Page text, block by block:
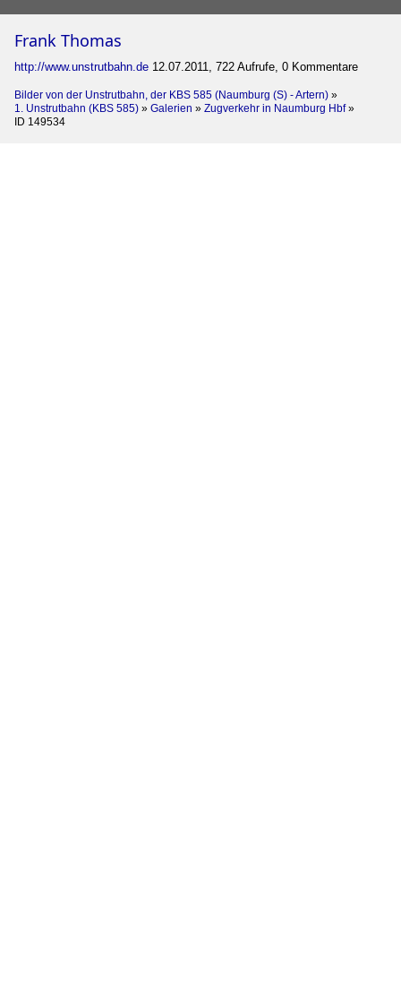
Frank Thomas
http://www.unstrutbahn.de 12.07.2011, 722 Aufrufe, 0 Kommentare
Bilder von der Unstrutbahn, der KBS 585 (Naumburg (S) - Artern) »
1. Unstrutbahn (KBS 585) » Galerien » Zugverkehr in Naumburg Hbf»
ID 149534